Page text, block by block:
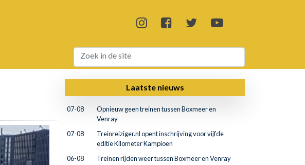
Laatste nieuws
07-08
Opnieuw geen treinen tussen Boxmeer en
Venray
07-08
Treinreiziger.nl opent inschrijving voor vijfde
editie Kilometer Kampioen
06-08
Treinen rijden weer tussen Boxmeer en Venray